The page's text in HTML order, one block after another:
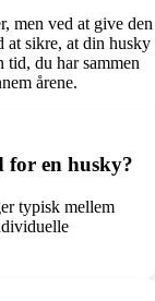
men ved at give den
at sikre, at din husky
du har sammen
årene.
for en husky?
typisk mellem